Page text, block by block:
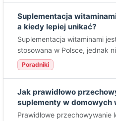
Suplementacja
a kiedy lepiej unikać?
Suplementacja witaminami
stosowana w Polsce, jednak
Poradniki
Jak prawidłowo
suplementy w domowych
Prawidłowe przechowywanie